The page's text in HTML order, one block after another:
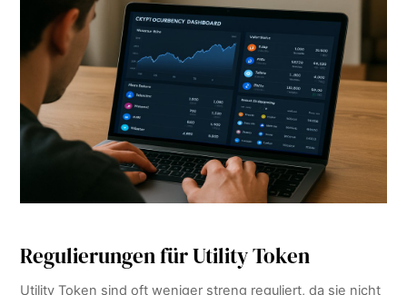
Regulierungen für Utility Token
Utility Token sind oft weniger streng reguliert, da sie nicht